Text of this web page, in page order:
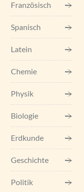
Französisch
Spanisch
Latein
Chemie
Physik
Biologie
Erdkunde
Geschichte
Politik